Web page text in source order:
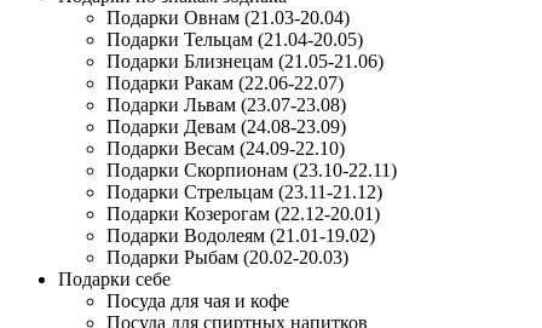
Подарки Овнам (21.03-20.04)
Подарки Тельцам (21.04-20.05)
Подарки Близнецам (21.05-21.06)
Подарки Ракам (22.06-22.07)
Подарки Львам (23.07-23.08)
Подарки Девам (24.08-23.09)
Подарки Весам (24.09-22.10)
Подарки Скорпионам (23.10-22.11)
Подарки Стрельцам (23.11-21.12)
Подарки Козерогам (22.12-20.01)
Подарки Водолеям (21.01-19.02)
Подарки Рыбам (20.02-20.03)
Подарки себе
Посуда для чая и кофе
Посуда для спиртных напитков